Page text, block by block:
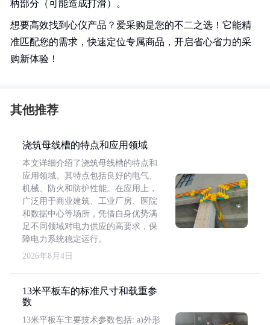
柄部分（可能造成打滑）。
想要高效找到心仪产品？爱采购是您的不二之选！它能精
准匹配您的需求，快速定位专属商品，开启省心省力的采
购新体验！
其他推荐
浇筑母线槽的特点和应用领域
本文详细介绍了浇筑母线槽的特点和
应用领域。其特点包括良好的电气、
机械、防火和防护性能。在应用上，
广泛用于商业建筑、工业厂房、医院
和数据中心等场所，凭借自身优势满
足不同领域对电力供应的高要求，保
障电力系统稳定运行。
2026年8月4日
13米平板车的标准尺寸和载重参
数
13米平板车主要技术参数包括: a)外形